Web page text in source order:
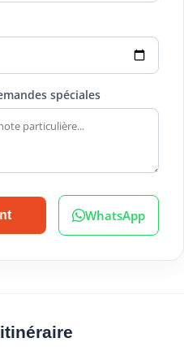
spéciales
WhatsApp